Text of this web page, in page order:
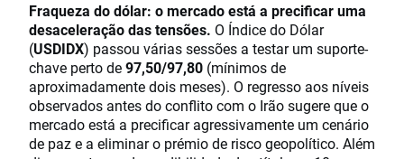
Fraqueza do dólar: o mercado está a precificar uma
desaceleração das tensões. O Índice do Dólar
(USDIDX) passou várias sessões a testar um suporte-
chave perto de97,50/97,80 (mínimos de
aproximadamente dois meses). O regresso aos níveis
observados antes do conflito com o Irão sugere que o
mercado está a precificar agressivamente um cenário
de paz e a eliminar o prémio de risco geopolítico. Além